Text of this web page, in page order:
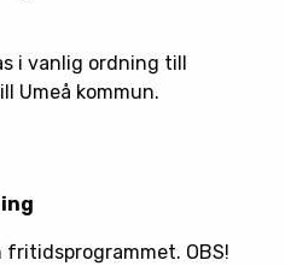
i vanlig ordning till
Umeå kommun.
fritidsprogrammet. OBS!